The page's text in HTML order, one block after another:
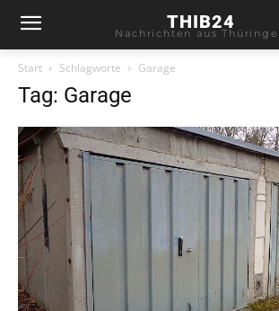
THIB24
Nachrichten aus
Start Schlagworte Garage
Tag: Garage